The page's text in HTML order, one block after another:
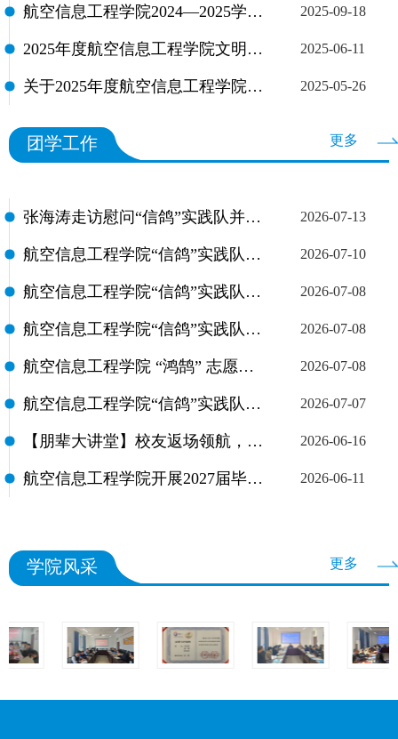
航空信息工程学院2024—2025学年国家奖学金候选人名单公示 2025-09-18
2025年度航空信息工程学院文明大学生名单公示 2025-06-11
关于2025年度航空信息工程学院文明大学生推荐评选的通知 2025-05-26
更多
团学工作
张海涛走访慰问“信鸽”实践队并讲授行走的思政课 2026-07-13
航空信息工程学院“信鸽”实践队开展暑期社会实践活动（四）-立足田间沃土，践行劳动初心 2026-07-10
航空信息工程学院“信鸽”实践队暑期社会实践活动（三）-学院领导慰问实践队师生 2026-07-08
航空信息工程学院“信鸽”实践队暑期社会实践活动（二） 2026-07-08
航空信息工程学院 “鸿鹄” 志愿服务队多维普法点亮乡村儿童法治之光 2026-07-08
航空信息工程学院“信鸽”实践队暑期社会实践活动（一） 2026-07-07
【朋辈大讲堂】校友返场领航，不负韶华规划未来 2026-06-16
航空信息工程学院开展2027届毕业生征兵宣讲会 2026-06-11
更多
学院风采